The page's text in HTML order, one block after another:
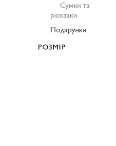
Сумки та
рюкзаки
Подарунки
РОЗМІР